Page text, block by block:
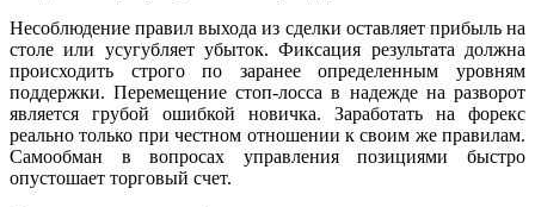
Несоблюдение правил выхода из сделки оставляет прибыль на
столе или усугубляет убыток. Фиксация результата должна
происходить строго по заранее определенным уровням
поддержки. Перемещение стоп-лосса в надежде на разворот
является грубой ошибкой новичка. Заработать на форекс
реально только при честном отношении к своим же правилам.
Самообман в вопросах управления позициями быстро
опустошает торговый счет.